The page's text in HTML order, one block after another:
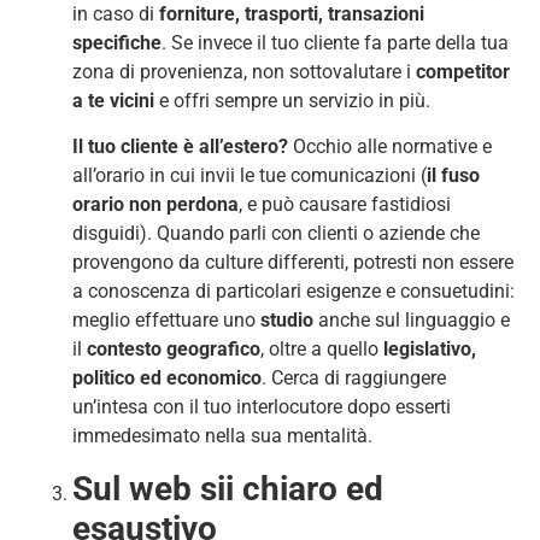
in caso di forniture, trasporti, transazioni
specifiche. Se invece il tuo cliente fa parte della tua
zona di provenienza, non sottovalutare i competitor
a te vicini e offri sempre un servizio in più.
Il tuo cliente è all’estero? Occhio alle normative e
all’orario in cui invii le tue comunicazioni (il fuso
orario non perdona, e può causare fastidiosi
disguidi). Quando parli con clienti o aziende che
provengono da culture differenti, potresti non essere
a conoscenza di particolari esigenze e consuetudini:
meglio effettuare uno studio anche sul linguaggio e
il contesto geografico, oltre a quello legislativo,
politico ed economico. Cerca di raggiungere
un’intesa con il tuo interlocutore dopo esserti
immedesimato nella sua mentalità.
Sul web sii chiaro ed
esaustivo